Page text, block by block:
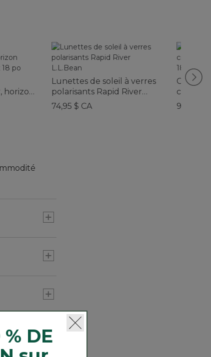
horizon
18 po
Lunettes de soleil à verres
polarisants Rapid River
L.L.Bean
74,95 $ CA
fleurs,
99,95 $
DE